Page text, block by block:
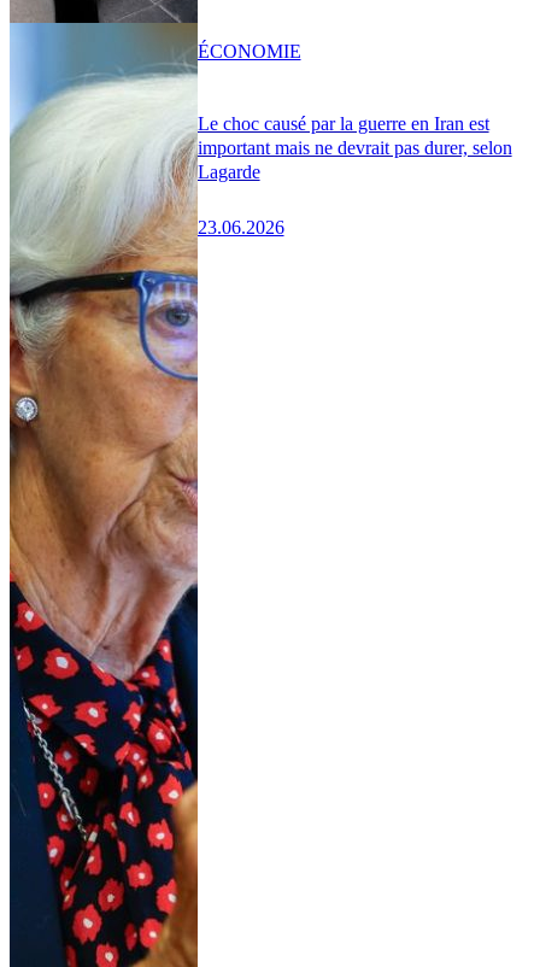
Le choc causé par la guerre en Iran est
important mais ne devrait pas durer, selon
Lagarde
23.06.2026
ÉCONOMIE